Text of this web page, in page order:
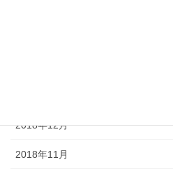
2018年12月
2018年11月